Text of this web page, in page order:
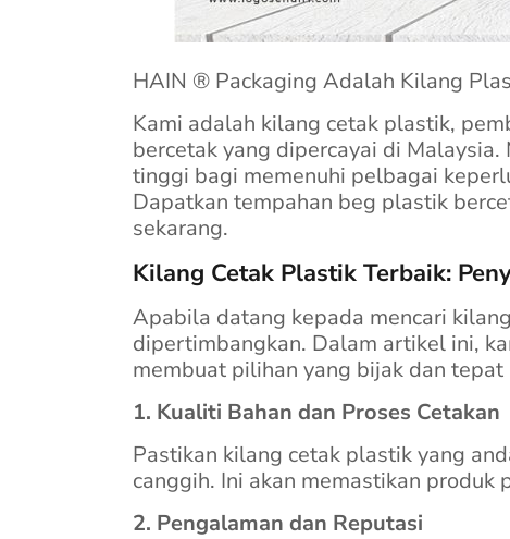
HAIN ® Packaging Adalah Kilang
Kami adalah kilang cetak plastik,
bercetak yang dipercayai di
tinggi bagi memenuhi pelbagai
Dapatkan tempahan beg plastik
sekarang.
Kilang Cetak Plastik Terbaik:
Apabila datang kepada mencari
dipertimbangkan. Dalam artikel ini,
membuat pilihan yang bijak dan
1. Kualiti Bahan dan Proses Cetakan
Pastikan kilang cetak plastik yang
canggih. Ini akan memastikan
2. Pengalaman dan Reputasi